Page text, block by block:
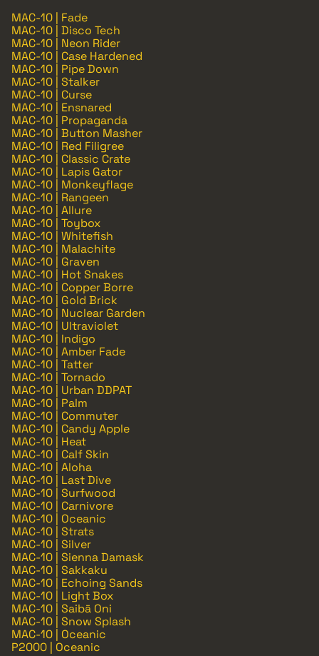
MAC-10 | Fade
MAC-10 | Disco Tech
MAC-10 | Neon Rider
MAC-10 | Case Hardened
MAC-10 | Pipe Down
MAC-10 | Stalker
MAC-10 | Curse
MAC-10 | Ensnared
MAC-10 | Propaganda
MAC-10 | Button Masher
MAC-10 | Red Filigree
MAC-10 | Classic Crate
MAC-10 | Lapis Gator
MAC-10 | Monkeyflage
MAC-10 | Rangeen
MAC-10 | Allure
MAC-10 | Toybox
MAC-10 | Whitefish
MAC-10 | Malachite
MAC-10 | Graven
MAC-10 | Hot Snakes
MAC-10 | Copper Borre
MAC-10 | Gold Brick
MAC-10 | Nuclear Garden
MAC-10 | Ultraviolet
MAC-10 | Indigo
MAC-10 | Amber Fade
MAC-10 | Tatter
MAC-10 | Tornado
MAC-10 | Urban DDPAT
MAC-10 | Palm
MAC-10 | Commuter
MAC-10 | Candy Apple
MAC-10 | Heat
MAC-10 | Calf Skin
MAC-10 | Aloha
MAC-10 | Last Dive
MAC-10 | Surfwood
MAC-10 | Carnivore
MAC-10 | Oceanic
MAC-10 | Strats
MAC-10 | Silver
MAC-10 | Sienna Damask
MAC-10 | Sakkaku
MAC-10 | Echoing Sands
MAC-10 | Light Box
MAC-10 | Saibā Oni
MAC-10 | Snow Splash
MAC-10 | Oceanic
P2000 | Oceanic